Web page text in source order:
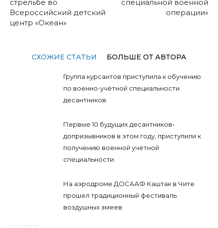
стрельбе во
Всероссийский детский
центр «Океан»
специальной военной
операции»
СХОЖИЕ СТАТЬИ БОЛЬШЕ ОТ АВТОРА
Группа курсантов приступила к обучению
по военно-учётной специальности
десантников.
Первые 10 будущих десантников-
допризывников в этом году, приступили к
получению военной учётной
специальности
На аэродроме ДОСААФ Каштак в Чите
прошел традиционный фестиваль
воздушных змеев